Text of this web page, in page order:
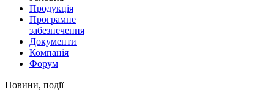
Продукція
Програмне
забезпечення
Документи
Компанія
Форум
Новини, події